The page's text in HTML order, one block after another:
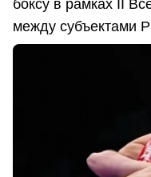
боксу в рамках II
между субъектами